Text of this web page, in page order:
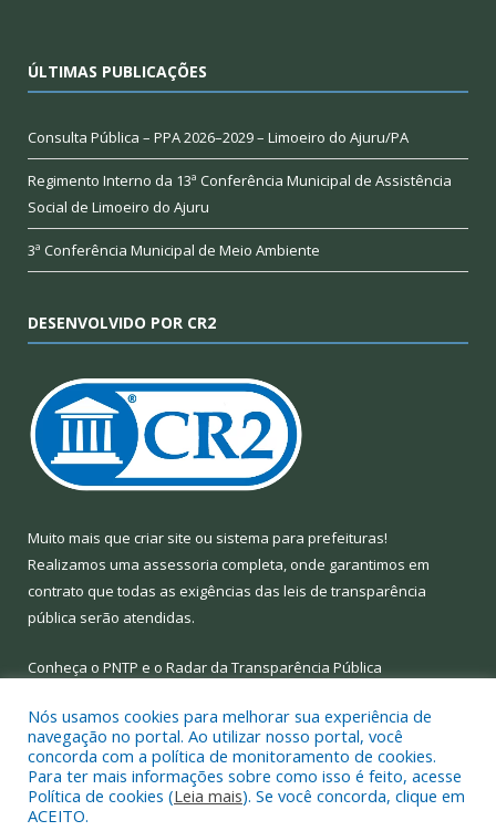
ÚLTIMAS PUBLICAÇÕES
Consulta Pública – PPA 2026–2029 – Limoeiro do Ajuru/PA
Regimento Interno da 13ª Conferência Municipal de Assistência
Social de Limoeiro do Ajuru
3ª Conferência Municipal de Meio Ambiente
DESENVOLVIDO POR CR2
Muito mais que criar site ou sistema para prefeituras!
Realizamos uma assessoria completa, onde garantimos em
contrato que todas as exigências das leis de transparência
pública serão atendidas.
Conheça o PNTP e o Radar da Transparência Pública
Todos os direitos reservados a Prefeitura Municipal de Limoeiro
do Ajuru.
Nós usamos cookies para melhorar sua experiência de
navegação no portal. Ao utilizar nosso portal, você
concorda com a política de monitoramento de cookies.
Para ter mais informações sobre como isso é feito, acesse
Política de cookies (Leia mais). Se você concorda, clique em
ACEITO.